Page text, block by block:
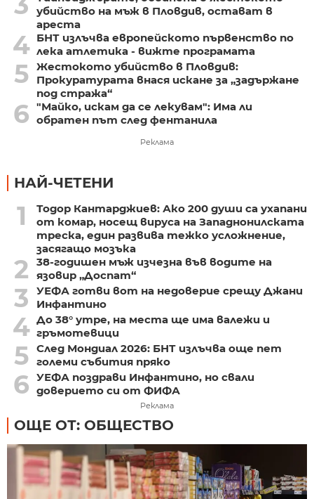
убийство на мъж в Пловдив, остават в
ареста
4 БНТ излъчва европейското първенство по
лека атлетика - вижте програмата
5 Жестокото убийство в Пловдив:
Прокуратурата внася искане за „задържане
под стража“
6 "Майко, искам да се лекувам": Има ли
обратен път след фентанила
Реклама
НАЙ-ЧЕТЕНИ
1
Тодор Кантарджиев: Ако 200 души са ухапани
от комар, носещ вируса на Западнонилската
треска, един развива тежко усложнение,
засягащо мозъка
2
38-годишен мъж изчезна във водите на
язовир „Доспат“
3
УЕФА готви вот на недоверие срещу Джани
Инфантино
4 До 38° утре, на места ще има валежи и
гръмотевици
5 След Мондиал 2026: БНТ излъчва още пет
големи събития пряко
6 УЕФА поздрави Инфантино, но свали
доверието си от ФИФА
Реклама
ОЩЕ ОТ: ОБЩЕСТВО